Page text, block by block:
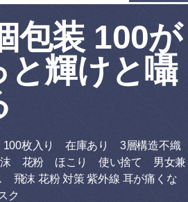
包装 100が
と輝けと囁
枚入り 在庫あり 3層構造不織
沫 花粉 ほこり 使い捨て 男女兼
飛沫 花粉 対策 紫外線 耳が痛くな
ク